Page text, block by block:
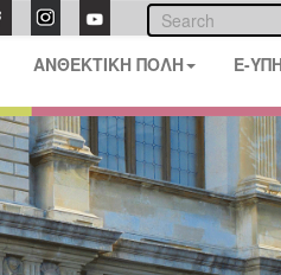
ΑΝΘΕΚΤΙΚΗ ΠΟΛΗ E-